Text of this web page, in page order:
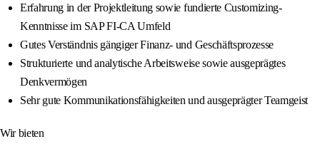
Erfahrung in der Projektleitung sowie fundierte Customizing-
Kenntnisse im SAP FI-CA Umfeld
Gutes Verständnis gängiger Finanz- und Geschäftsprozesse
Strukturierte und analytische Arbeitsweise sowie ausgeprägtes
Denkvermögen
Sehr gute Kommunikationsfähigkeiten und ausgeprägter Teamgeist
Wir bieten